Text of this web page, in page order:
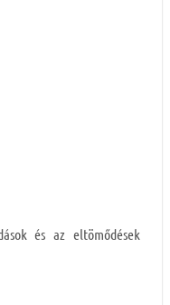
és az eltömődések